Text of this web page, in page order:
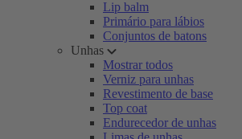
Lip balm
Primário para lábios
Conjuntos de batons
Unhas
Mostrar todos
Verniz para unhas
Revestimento de base
Top coat
Endurecedor de unhas